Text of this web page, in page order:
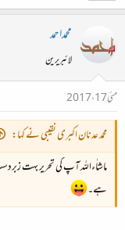
محمداحمد
لائبریرین
مئی 17، 2017
محمد عدنان اکبری نقیبی نے کہا:
ماشاٰءاللہ آپ کی تحریر بہت
ہے۔